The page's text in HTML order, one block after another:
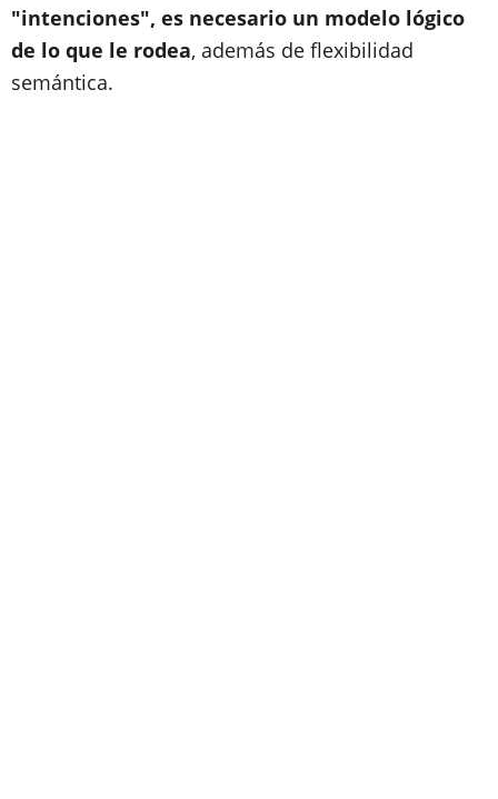
"intenciones", es necesario un modelo lógico
de lo que le rodea, además de flexibilidad
semántica.